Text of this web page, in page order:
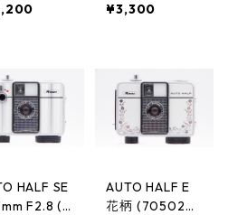
m FUJIFILM フ
¥3,300
HALF SE
F2.8 (1
AUTO HALF E
花柄 (705020)